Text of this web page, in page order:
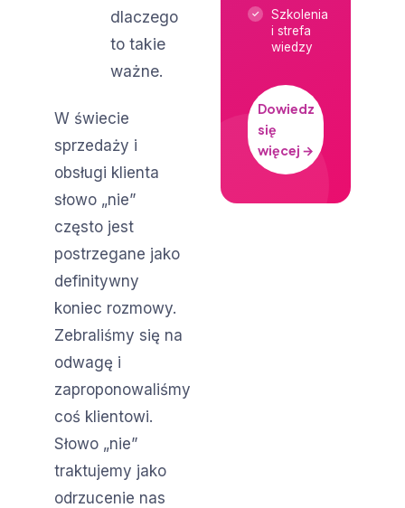
dlaczego
to takie
ważne.
W świecie
sprzedaży i
obsługi klienta
słowo „nie”
często jest
postrzegane jako
definitywny
koniec rozmowy.
Zebraliśmy się na
odwagę i
zaproponowaliśmy
coś klientowi.
Słowo „nie”
traktujemy jako
odrzucenie nas
Szkolenia
i strefa
wiedzy
Dowiedz
się
więcej →